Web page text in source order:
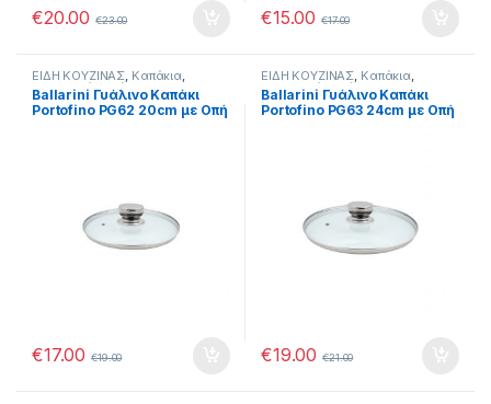
€20.00 €23.00 €15.00 €17.00
ΕΙΔΗ ΚΟΥΖΙΝΑΣ Καπάκια,
Μαγειρικά Σκεύη
Ballarini Γυάλινο Καπάκι
Portofino PG62 20cm με Οπή
€17.00 €19.00
ΕΙΔΗ ΚΟΥΖΙΝΑΣ Καπάκια,
Μαγειρικά Σκεύη
Ballarini Γυάλινο Καπάκι
Portofino PG63 24cm με Οπή
€19.00 €21.00